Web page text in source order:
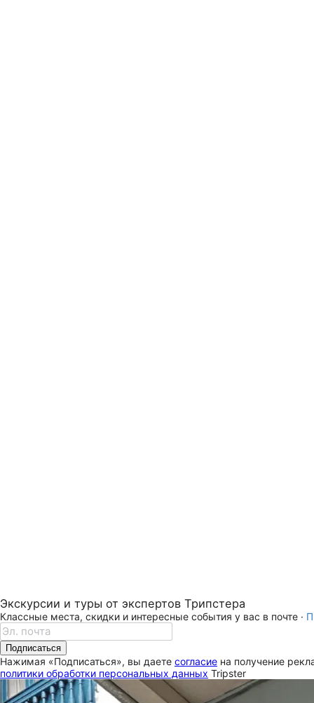
Экскурсии и туры от экспертов Трипстера
Классные места, скидки и интересные события у вас в почте ·
Подписаться
Нажимая «Подписаться», вы даете согласие на получение
политики обработки персональных данных Tripster